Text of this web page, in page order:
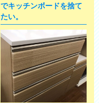
でキッチンボードを捨て
たい。